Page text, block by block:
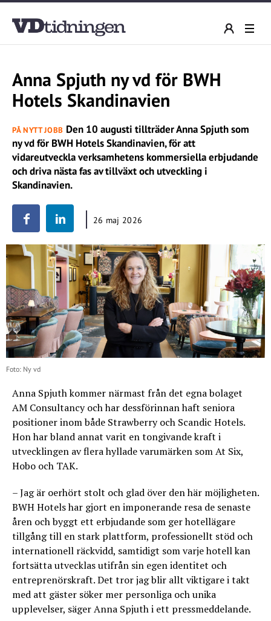
Anna Spjuth ny vd för BWH
Hotels Skandinavien
PÅ NYTT JOBB Den 10 augusti tillträder Anna Spjuth som
ny vd för BWH Hotels Skandinavien, för att
vidareutveckla verksamhetens kommersiella erbjudande
och driva nästa fas av tillväxt och utveckling i
Skandinavien.
26 maj 2026
Foto: Ny vd
Anna Spjuth kommer närmast från det egna bolaget
AM Consultancy och har dessförinnan haft seniora
positioner inom både Strawberry och Scandic Hotels.
Hon har bland annat varit en tongivande kraft i
utvecklingen av flera hyllade varumärken som At Six,
Hobo och TAK.
– Jag är oerhört stolt och glad över den här möjligheten.
BWH Hotels har gjort en imponerande resa de senaste
åren och byggt ett erbjudande som ger hotellägare
tillgång till en stark plattform, professionellt stöd och
internationell räckvidd, samtidigt som varje hotell kan
fortsätta utvecklas utifrån sin egen identitet och
entreprenörskraft. Det tror jag blir allt viktigare i takt
med att gäster söker mer personliga och unika
upplevelser, säger Anna Spjuth i ett pressmeddelande.